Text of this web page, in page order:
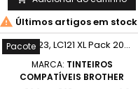
com: Phaser
6600, WorkCentre 6605
 Últimos artigos em stock
Pacote
MARCA: TINTEIROS
COMPATÍVEIS BROTHER